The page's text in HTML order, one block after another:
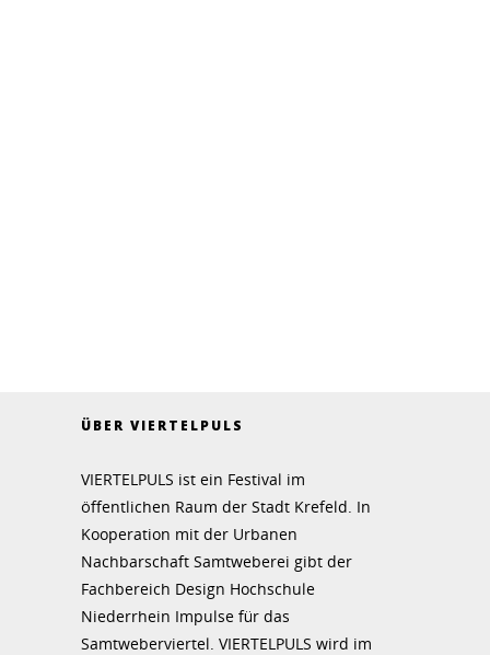
ÜBER VIERTELPULS
VIERTELPULS ist ein Festival im
öffentlichen Raum der Stadt Krefeld. In
Kooperation mit der Urbanen
Nachbarschaft Samtweberei gibt der
Fachbereich Design Hochschule
Niederrhein Impulse für das
Samtweberviertel. VIERTELPULS wird im